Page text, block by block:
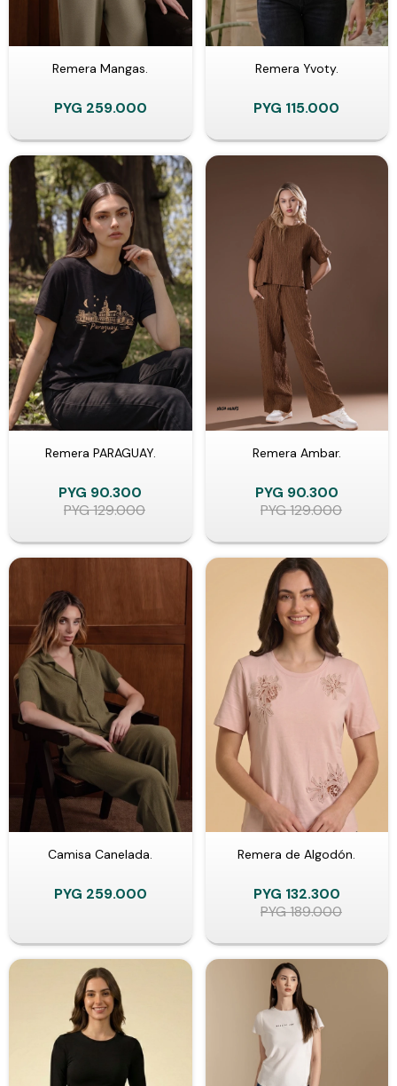
Remera Mangas.
PYG 259.000
Remera Yvoty.
PYG 115.000
Remera PARAGUAY.
PYG 90.300
PYG129.000
Remera Ambar.
PYG 90.300
PYG129.000
Camisa Canelada.
PYG 259.000
Remera de Algodón.
PYG 132.300
PYG189.000